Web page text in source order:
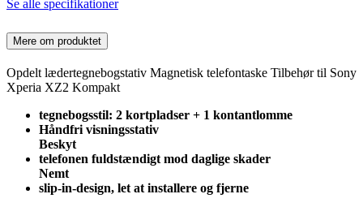
Se alle specifikationer
Mere om produktet
Opdelt lædertegnebogstativ Magnetisk telefontaske Tilbehør til Sony
Xperia XZ2 Kompakt
tegnebogsstil: 2 kortpladser + 1 kontantlomme
Håndfri visningsstativ
Beskyt
telefonen fuldstændigt mod daglige skader
Nemt
slip-in-design, let at installere og fjerne